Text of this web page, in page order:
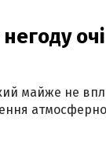
майже не